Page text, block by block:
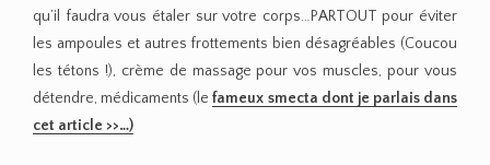
qu’il faudra vous étaler sur votre corps…PARTOUT pour éviter
les ampoules et autres frottements bien désagréables (Coucou
les tétons !), crème de massage pour vos muscles, pour vous
détendre, médicaments (lefameux smecta dont je parlais dans
cet article >>…)